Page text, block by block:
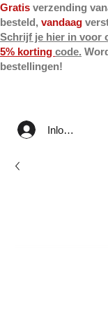
Gratis verzending
besteld, vandaag
Schrijf je hier in voor
5% korting code.
bestellingen!
Inloggen